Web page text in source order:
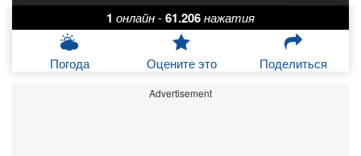
1 онлайн-61.206нажатия
Погода Оцените это Поделиться
Advertisement